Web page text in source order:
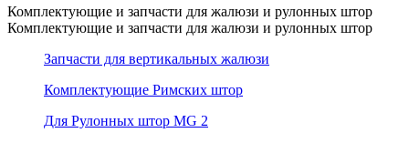
Комплектующие и запчасти для жалюзи и рулонных штор
Комплектующие и запчасти для жалюзи и рулонных штор
Запчасти для вертикальных жалюзи
Комплектующие Римских штор
Для Рулонных штор MG 2